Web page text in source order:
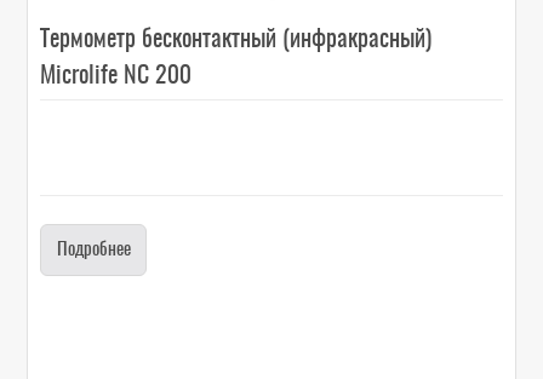
Термометр бесконтактный (инфракрасный)
Microlife NC 200
Подробнее